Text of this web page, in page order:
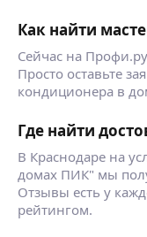
Как найти
Сейчас на
Просто оставьте
кондиционера в
Где найти
В Краснодаре на
домах ПИК" мы
Отзывы есть у
рейтингом.